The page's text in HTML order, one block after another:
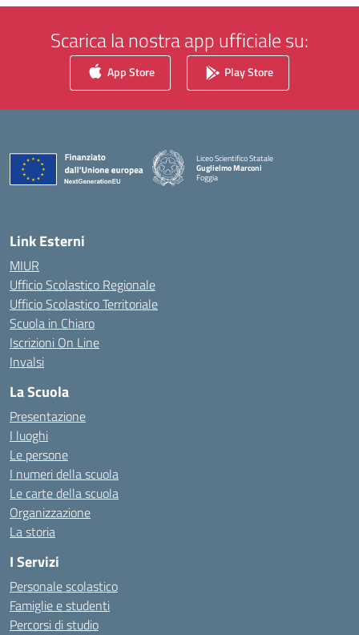
Scarica la nostra app ufficiale su:
App Store Play Store
Liceo Scientifico Statale
Guglielmo Marconi
Foggia
— Visita la pagina iniziale della scuola
Link Esterni
MIUR
Ufficio Scolastico Regionale
Ufficio Scolastico Territoriale
Scuola in Chiaro
Iscrizioni On Line
Invalsi
La Scuola
Presentazione
I luoghi
Le persone
I numeri della scuola
Le carte della scuola
Organizzazione
La storia
I Servizi
Personale scolastico
Famiglie e studenti
Percorsi di studio